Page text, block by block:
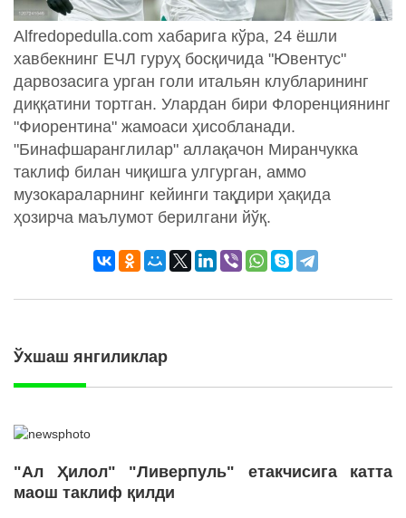
Alfredopedulla.com хабарига кўра, 24 ёшли
хавбекнинг ЕЧЛ гуруҳ босқичида "Ювентус"
дарвозасига урган голи итальян клубларининг
диққатини тортган. Улардан бири Флоренциянинг
"Фиорентина" жамоаси ҳисобланади.
"Бинафшаранглилар" аллақачон Миранчукка
таклиф билан чиқишга улгурган, аммо
музокараларнинг кейинги тақдири ҳақида
ҳозирча маълумот берилгани йўқ.
Ўхшаш янгиликлар
"Ал Ҳилол" "Ливерпуль" етакчисига катта
маош таклиф қилди